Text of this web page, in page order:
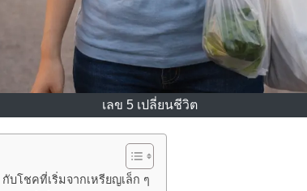
เลข 5 เปลี่ยนชีวิต
บโชคที่เริ่มจากเหรียญเล็ก ๆ